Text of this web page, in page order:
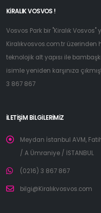
KIRALIK VOSVOS !
Vosvos Park bir "Kiralık Vosvos"
Kiralıkvosvos.com.tr
teknolojik alt yapısı ile
isimle yeniden karşınıza
3 867 867
İLETIŞIM BILGILERIMIZ
Meydan İstanbul AVM,
/ A Ümraniye / İSTANBUL
(0216) 3 867 867
bilgi@Kiralıkvosvos.com